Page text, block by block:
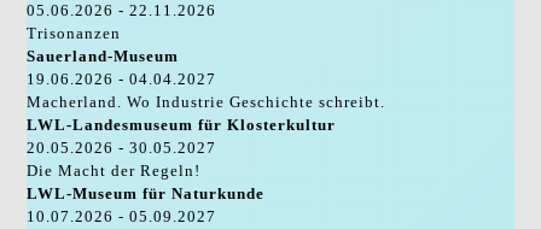
05.06.2026 - 22.11.2026
Trisonanzen
Sauerland-Museum
19.06.2026 - 04.04.2027
Macherland. Wo Industrie Geschichte schreibt.
LWL-Landesmuseum für Klosterkultur
20.05.2026 - 30.05.2027
Die Macht der Regeln!
LWL-Museum für Naturkunde
10.07.2026 - 05.09.2027